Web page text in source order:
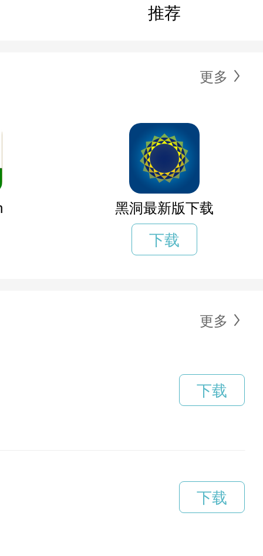
推荐
更多
黑洞最新版下载
下载
更多
下载
下载